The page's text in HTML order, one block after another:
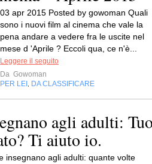
03 apr 2015 Posted by gowoman Quali
sono i nuovi film al cinema che vale la
pena andare a vedere fra le uscite nel
mese d 'Aprile ? Eccoli qua, ce n'è...
Leggere il seguito
Da Gowoman
PER LEI
DA CLASSIFICARE
agli adulti:
Ti aiuto io.
insegnano agli adulti: quante volte